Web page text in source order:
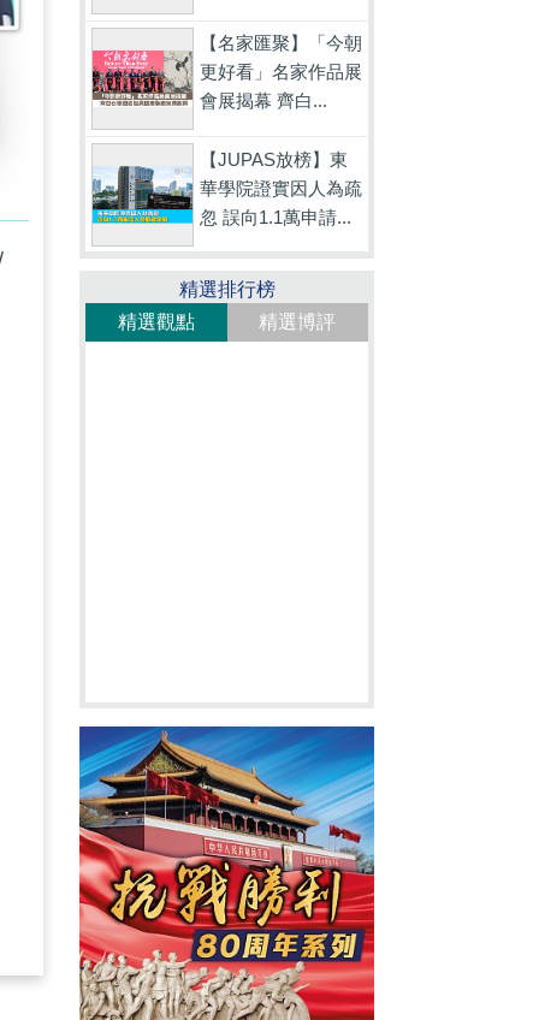
【名家匯聚】「今朝
更好看」名家作品展
會展揭幕 齊白...
【JUPAS放榜】東
華學院證實因人為疏
忽 誤向1.1萬申請...
精選排行榜
精選觀點
精選博評